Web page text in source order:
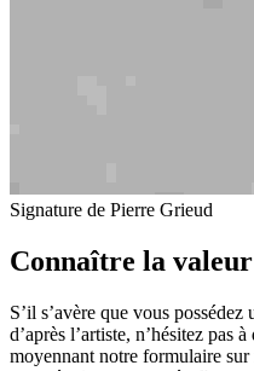
Signature de Pierre Grieud
Connaître la
S’il s’avère que vous
d’après l’artiste, n’hésitez pas
moyennant notre formulaire